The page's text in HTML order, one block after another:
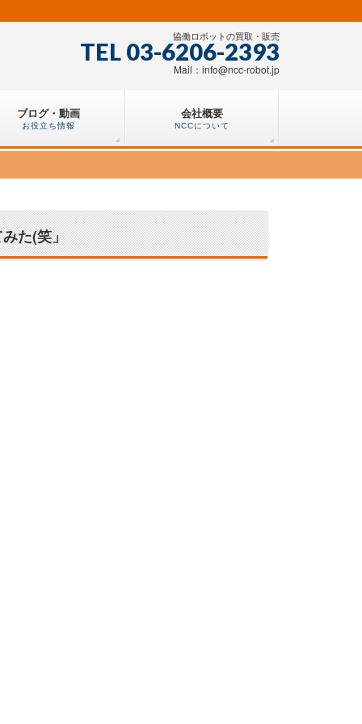
協働ロボットの買取・販売
TEL 03-6206-2393
Mail：info@ncc-robot.jp
ブログ・動画
お役立ち情報
会社概要
NCCについて
みた(笑」